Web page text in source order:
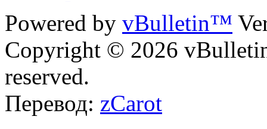
Powered by vBulletin™
Copyright © 2026
reserved.
Перевод: zCarot